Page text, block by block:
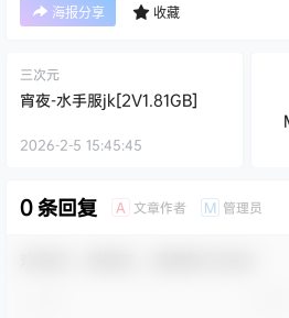
海报分享 收藏
三次元
宵夜-水手服jk[2V1.81GB]
2026-2-5 15:45:45
0 条回复 A 文章作者 M 管理员